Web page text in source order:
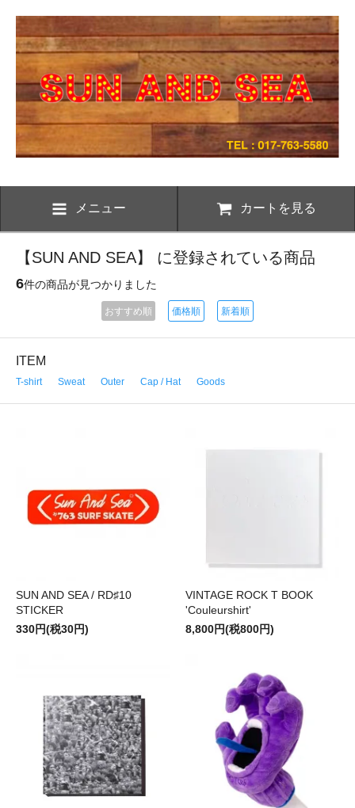
メニュー カートを見る
【SUN AND SEA】 に登録されている商品
6件の商品が見つかりました
おすすめ順 価格順 新着順
ITEM
T-shirt Sweat Outer Cap / Hat Goods
SUN AND SEA / RD♯10
STICKER
330円(税30円)
VINTAGE ROCK T BOOK
'Couleurshirt'
8,800円(税800円)